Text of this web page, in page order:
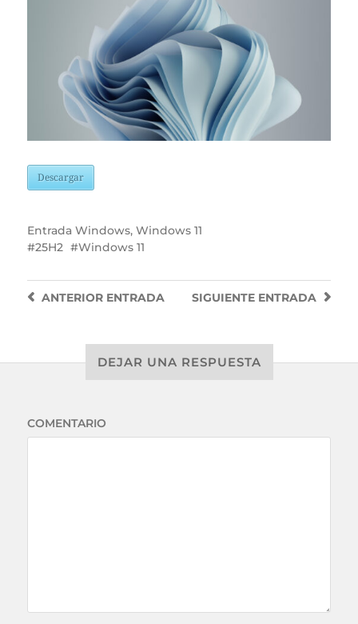
Descargar
Entrada Windows, Windows 11
25H2
Windows 11
SIGUIENTE ENTRADA
ANTERIORENTRADA
DEJAR UNA RESPUESTA
COMENTARIO